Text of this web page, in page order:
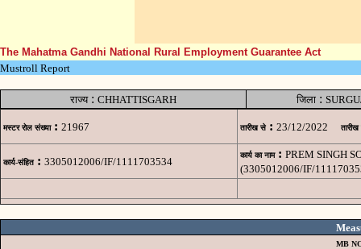
The Mahatma Gandhi National Rural Employment Guarantee Act
Mustroll Report
राज्य: CHHATTISGARH जिला :
मस्टर रोल संख्या : 21967 तारीख से : 23/12/2022 तारीख
कार्य-संहित : 3305012006/IF/1111703534
कार्य का नाम : PREM SINGH
(3305012006/IF/
MB